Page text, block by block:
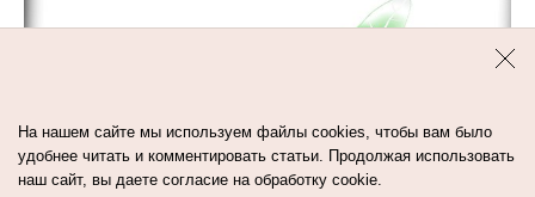
На нашем сайте мы используем файлы cookies, чтобы вам было
удобнее читать и комментировать статьи. Продолжая использовать
наш сайт, вы даете согласие на обработку cookie.